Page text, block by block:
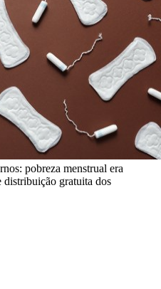
pobreza menstrual era
gratuita dos